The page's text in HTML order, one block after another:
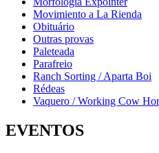
Movimiento a La Rienda
Obituário
Outras provas
Paleteada
Parafreio
Ranch Sorting / Aparta Boi
Rédeas
Vaquero / Working Cow
EVENTOS